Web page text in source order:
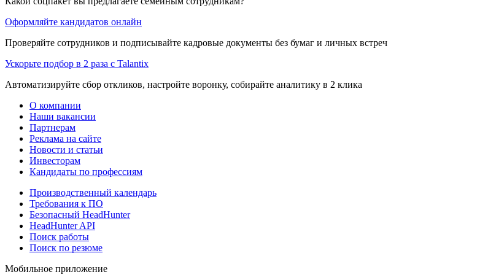
Оформляйте кандидатов онлайн
Проверяйте сотрудников и подписывайте кадровые документы без бумаг и личных встреч
Ускорьте подбор в 2 раза с Talantix
Автоматизируйте сбор откликов, настройте воронку, собирайте аналитику в 2 клика
О компании
Наши вакансии
Партнерам
Реклама на сайте
Новости и статьи
Инвесторам
Кандидаты по профессиям
Производственный календарь
Требования к ПО
Безопасный HeadHunter
HeadHunter API
Поиск работы
Поиск по резюме
Мобильное приложение